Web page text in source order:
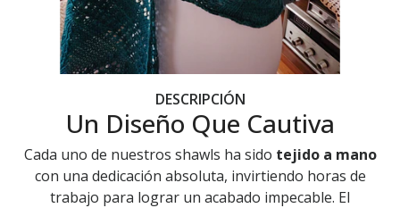
DESCRIPCIÓN
Un Diseño Que Cautiva
Cada uno de nuestros shawls ha sido tejido a mano
con una dedicación absoluta, invirtiendo horas de
trabajo para lograr un acabado impecable. El